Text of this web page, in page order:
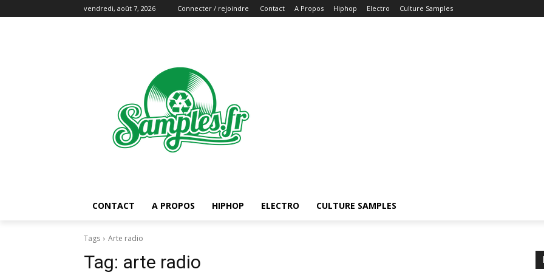
vendredi, août 7, 2026 Connecter / rejoindre Contact A Propos Hiphop Electro Culture Samples
CONTACT A PROPOS HIPHOP ELECTRO CULTURE SAMPLES
Tags Arte radio
Tag: arte radio